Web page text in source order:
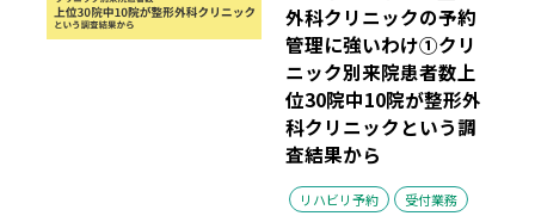
外科クリニックの予約
管理に強いわけ①クリ
ニック別来院患者数上
位30院中10院が整形外
科クリニックという調
査結果から
リハビリ予約
受付業務